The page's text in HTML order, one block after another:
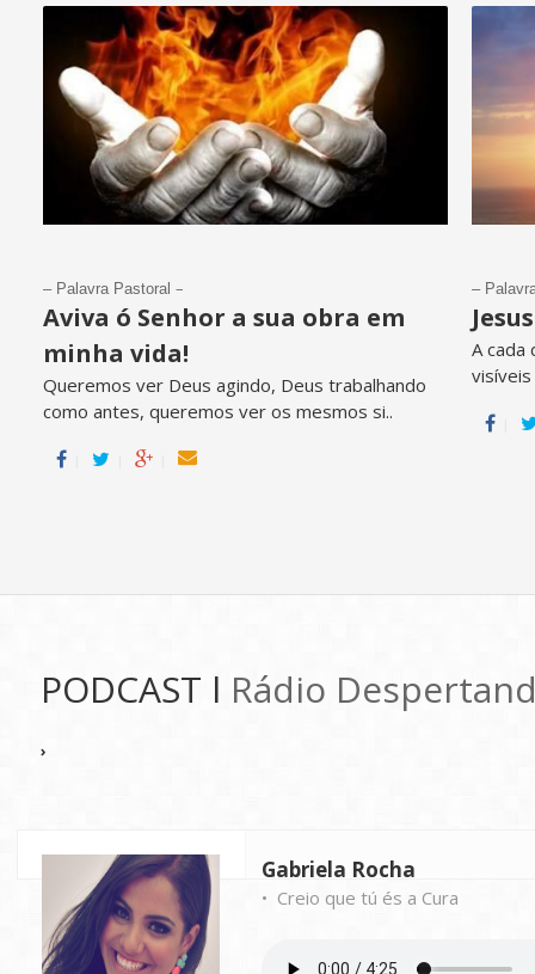
– Palavra Pastoral –
Aviva ó Senhor a sua obra em
minha vida!
Queremos ver Deus agindo, Deus trabalhando
como antes, queremos ver os mesmos si..
–
A cada
PODCAST l Rádio
›
Gabriela Rocha
• Creio que tú és a Cura